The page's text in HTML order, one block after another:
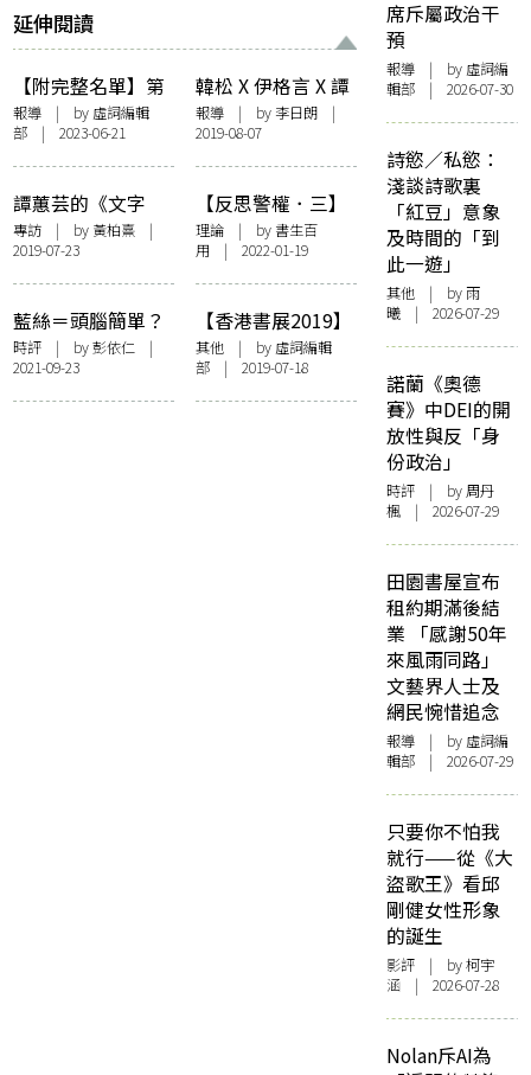
延伸閱讀
【附完整名單】第
四屆香港出版雙年
獎公布得獎名單 西
西詩集《動物嘉年
華》獲出版大獎
報導 | by 虛詞編輯
部 | 2023-06-21
韓松 X 伊格言 X 譚
劍︰科幻小說作為
預言書？
報導| by 李日朗 |
2019-08-07
譚蕙芸的《文字
欲》：沒有比逼近
人性真實更重要的
專訪 | by 黃柏熹 |
2019-07-23
【反思警權．三】
警務制度亮紅燈
「街頭司法」如何
形成警察國家？
理論| by 書生百
用 | 2022-01-19
藍絲＝頭腦簡單？
媒體與時代之爭
時評 | by彭依仁 |
2021-09-23
【香港書展2019】
無秩序編輯室香港
書展高汁書單
其他| by 虛詞編輯
部 | 2019-07-18
席斥屬政治干
預
報導 | by 虛詞編
輯部 | 2026-07-30
詩慾／私慾：
淺談詩歌裏
「紅豆」意象
及時間的「到
此一遊」
其他 | by 雨
曦 | 2026-07-29
諾蘭《奧德
賽》中DEI的開
放性與反「身
份政治」
時評 | by周丹
楓 | 2026-07-29
田園書屋宣布
租約期滿後結
業 「感謝50年
來風雨同路」
文藝界人士及
網民惋惜追念
報導 | by 虛詞編
輯部 | 2026-07-29
只要你不怕我
就行——從《大
盜歌王》看邱
剛健女性形象
的誕生
影評 | by 柯宇
涵 | 2026-07-28
Nolan斥AI為